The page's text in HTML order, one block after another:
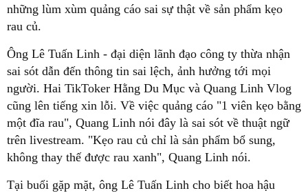
những lùm xùm quảng cáo sai sự thật về sản phẩm kẹo
rau củ.
Ông Lê Tuấn Linh - đại diện lãnh đạo công ty thừa nhận
sai sót dẫn đến thông tin sai lệch, ảnh hưởng tới mọi
người. Hai TikToker Hằng Du Mục và Quang Linh Vlog
cũng lên tiếng xin lỗi. Về việc quảng cáo "1 viên kẹo bằng
một đĩa rau", Quang Linh nói đây là sai sót về thuật ngữ
trên livestream. "Kẹo rau củ chỉ là sản phẩm bổ sung,
không thay thế được rau xanh", Quang Linh nói.
Tại buổi gặp mặt, ông Lê Tuấn Linh cho biết hoa hậu